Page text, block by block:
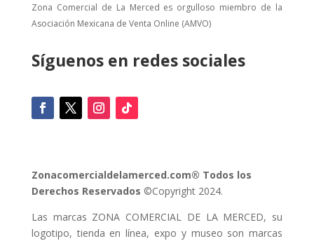
Zona Comercial de La Merced es orgulloso miembro de la
Asociación Mexicana de Venta Online (AMVO)
Síguenos en redes sociales
Zonacomercialdelamerced.com® Todos los
Derechos Reservados ©Copyright 2024.
Las marcas ZONA COMERCIAL DE LA MERCED, su
logotipo, tienda en línea, expo y museo son marcas